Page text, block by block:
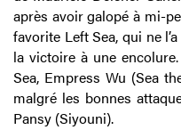
après avoir galopé à mi-
favorite Left Sea, qui ne
la victoire à une
Sea, Empress Wu (Sea
malgré les bonnes
Pansy (Siyouni).